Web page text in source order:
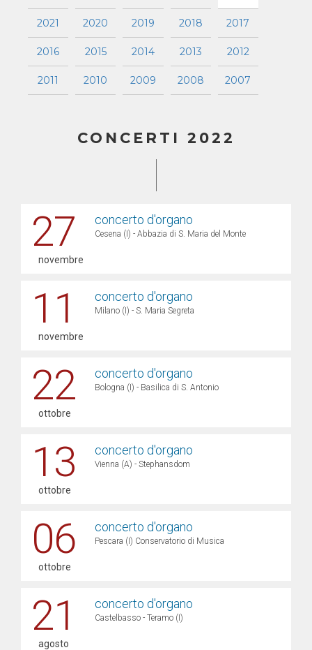
2021 2020 2019 2018 2017
2016 2015 2014 2013 2012
2011 2010 2009 2008 2007
CONCERTI 2022
27
novembre
concerto d'organo
Cesena (I) - Abbazia di S. Maria del Monte
11
novembre
concerto d'organo
Milano (I) - S. Maria Segreta
22
ottobre
concerto d'organo
Bologna (I) - Basilica di S. Antonio
13
ottobre
concerto d'organo
Vienna (A) - Stephansdom
06
ottobre
concerto d'organo
Pescara (I) Conservatorio di Musica
21
agosto
concerto d'organo
Castelbasso - Teramo (I)